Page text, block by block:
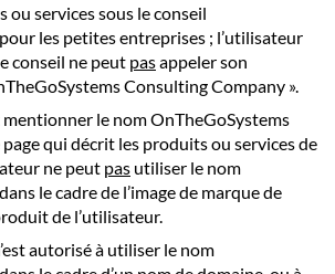
services sous le conseil
les petites entreprises ; l’utilisateur
conseil ne peut pasappeler son
Consulting Company ».
le nom OnTheGoSystems
page qui décrit les produits ou services de
ne peut pas utiliser le nom
le cadre de l’image de marque de
de l’utilisateur.
autorisé à utiliser le nom